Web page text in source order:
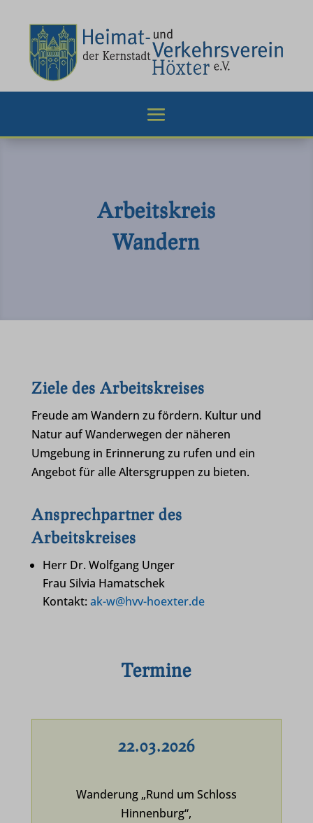
Arbeitskreis
Wandern
Ziele des Arbeitskreises
Freude am Wandern zu fördern. Kultur und
Natur auf Wanderwegen der näheren
Umgebung in Erinnerung zu rufen und ein
Angebot für alle Altersgruppen zu bieten.
Ansprechpartner des
Arbeitskreises
Herr Dr. Wolfgang Unger
Frau Silvia Hamatschek
Kontakt: ak-w@hvv-hoexter.de
Termine
22.03.2026
Wanderung „Rund um Schloss
Hinnenburg“,